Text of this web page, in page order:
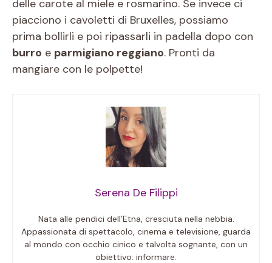
delle carote al miele e rosmarino. Se invece ci
piacciono i cavoletti di Bruxelles, possiamo
prima bollirli e poi ripassarli in padella dopo con
burro e parmigiano reggiano. Pronti da
mangiare con le polpette!
Serena De Filippi
Nata alle pendici dell’Etna, cresciuta nella nebbia.
Appassionata di spettacolo, cinema e televisione, guarda
al mondo con occhio cinico e talvolta sognante, con un
obiettivo: informare.